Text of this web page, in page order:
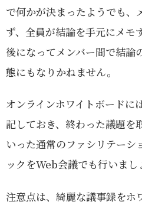
で何かが決まったようでも、
ず、全員が結論を手元にメモ
後になってメンバー間で結論
態にもなりかねません。
オンラインホワイトボードに
記しておき、終わった議題を
いった通常のファシリテーシ
ックをWeb会議でも行いまし
注意点は、綺麗な議事録をホ